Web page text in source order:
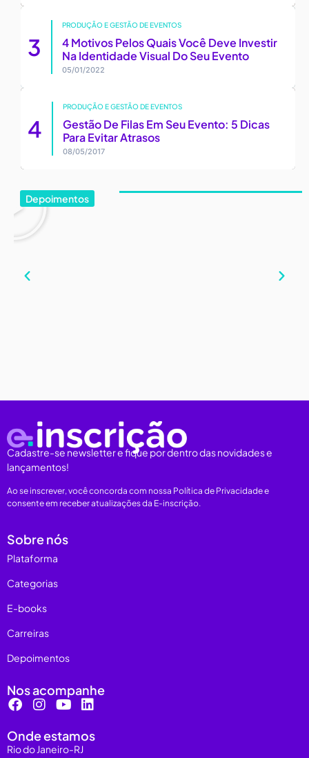
PRODUÇÃO E GESTÃO DE EVENTOS
4 Motivos Pelos Quais Você Deve Investir
Na Identidade Visual Do Seu Evento
05/01/2022
PRODUÇÃO E GESTÃO DE EVENTOS
Gestão De Filas Em Seu Evento: 5 Dicas
Para Evitar Atrasos
08/05/2017
Depoimentos
Cadastre-se newsletter e fique por dentro das novidades e
lançamentos!
Ao se inscrever, você concorda com nossa Política de Privacidade e
consente em receber atualizações da E-inscrição.
Sobre nós
Plataforma
Categorias
E-books
Carreiras
Depoimentos
Nos acompanhe
Onde estamos
Rio do Janeiro-RJ